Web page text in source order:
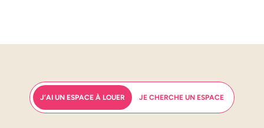
J’AI UN ESPACE À LOUER JE CHERCHE UN ESPACE